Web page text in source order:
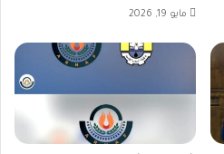
مايو 19, 2026